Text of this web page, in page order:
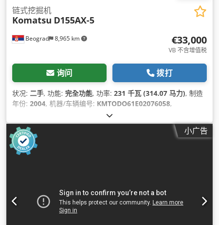
Beograd 8,965 km
链式挖掘机
Komatsu D155AX-5
€33,000
VB 不含增值税
询问 拨打
状况: 二手, 功能: 完全功能, 功率: 231 千瓦 (314.07 马力), 制造
年份: 2004, 机器/车辆编号: KMTODO61E02076058,
小广告